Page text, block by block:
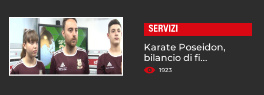
SERVIZI
Karate Poseidon,
bilancio di fi...
1923